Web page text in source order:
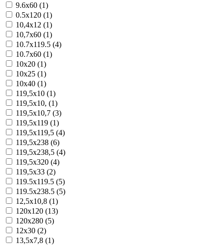
9.6x60 (1)
0.5x120 (1)
10,4x12 (1)
10,7x60 (1)
10.7x119.5 (4)
10.7x60 (1)
10x20 (1)
10x25 (1)
10x40 (1)
119,5x10 (1)
119,5x10, (1)
119,5x10,7 (3)
119,5x119 (1)
119,5x119,5 (4)
119,5x238 (6)
119,5x238,5 (4)
119,5x320 (4)
119,5x33 (2)
119.5x119.5 (5)
119.5x238.5 (5)
12,5x10,8 (1)
120x120 (13)
120x280 (5)
12x30 (2)
13,5x7,8 (1)